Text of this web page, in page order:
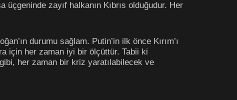
zayıf halkanın Kıbrıs olduğudur. Her
durumu sağlam. Putin’in ilk önce Kırım’ı
için her zaman iyi bir ölçüttür. Tabii ki
her zaman bir kriz yaratılabilecek ve